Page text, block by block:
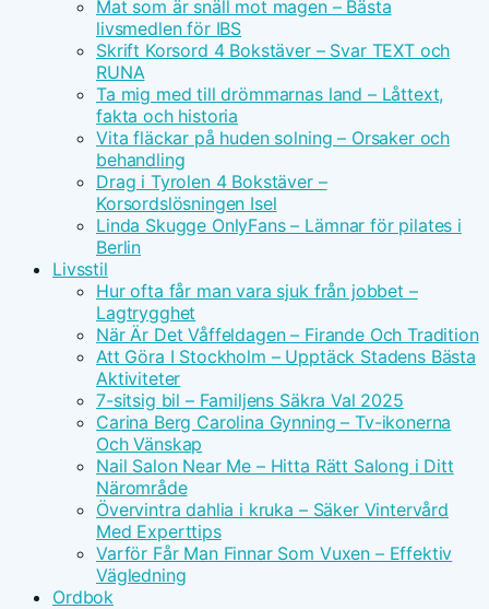
Mat som är snäll mot magen – Bästa
livsmedlen för IBS
Skrift Korsord 4 Bokstäver – Svar TEXT och
RUNA
Ta mig med till drömmarnas land – Låttext,
fakta och historia
Vita fläckar på huden solning – Orsaker och
behandling
Drag i Tyrolen 4 Bokstäver –
Korsordslösningen Isel
Linda Skugge OnlyFans – Lämnar för pilates i
Berlin
Livsstil
Hur ofta får man vara sjuk från jobbet –
Lagtrygghet
När Är Det Våffeldagen – Firande Och Tradition
Att Göra I Stockholm – Upptäck Stadens Bästa
Aktiviteter
7-sitsig bil – Familjens Säkra Val 2025
Carina Berg Carolina Gynning – Tv-ikonerna
Och Vänskap
Nail Salon Near Me – Hitta Rätt Salong i Ditt
Närområde
Övervintra dahlia i kruka – Säker Vintervård
Med Experttips
Varför Får Man Finnar Som Vuxen – Effektiv
Vägledning
Ordbok